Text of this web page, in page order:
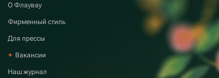
О Флаувау
Фирменный стиль
Для прессы
Вакансии
Наш журнал